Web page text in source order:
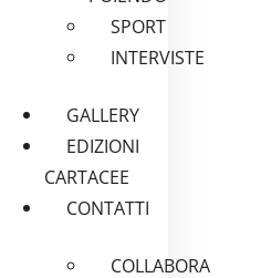
SPORT
INTERVISTE
GALLERY
EDIZIONI
CARTACEE
CONTATTI
COLLABORA